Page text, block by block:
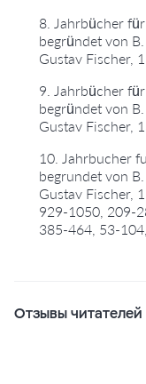
8. Jahrbücher
begründet von
Gustav Fischer,
9. Jahrbücher
begründet von
Gustav Fischer,
10. Jahrbucher
begrundet von
Gustav Fischer,
929-1050, 209-
385-464, 53-
Отзывы читателей